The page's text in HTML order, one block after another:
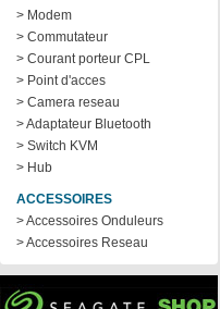
> Modem
> Commutateur
> Courant porteur CPL
> Point d'acces
> Camera reseau
> Adaptateur Bluetooth
> Switch KVM
> Hub
ACCESSOIRES
> Accessoires Onduleurs
> Accessoires Reseau